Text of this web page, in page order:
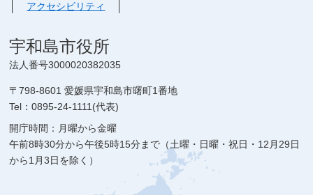
アクセシビリティ
宇和島市役所
法人番号3000020382035
〒798-8601 愛媛県宇和島市曙町1番地
Tel：0895-24-1111(代表)
開庁時間：月曜から金曜
午前8時30分から午後5時15分まで（土曜・日曜・祝日・12月29日
から1月3日を除く）